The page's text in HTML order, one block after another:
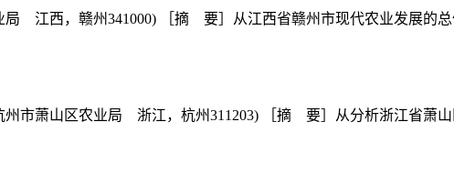
江西，赣州341000) ［摘 要］从江西省赣州市现代农业发展的总
市萧山区农业局 浙江，杭州311203) ［摘 要］从分析浙江省萧